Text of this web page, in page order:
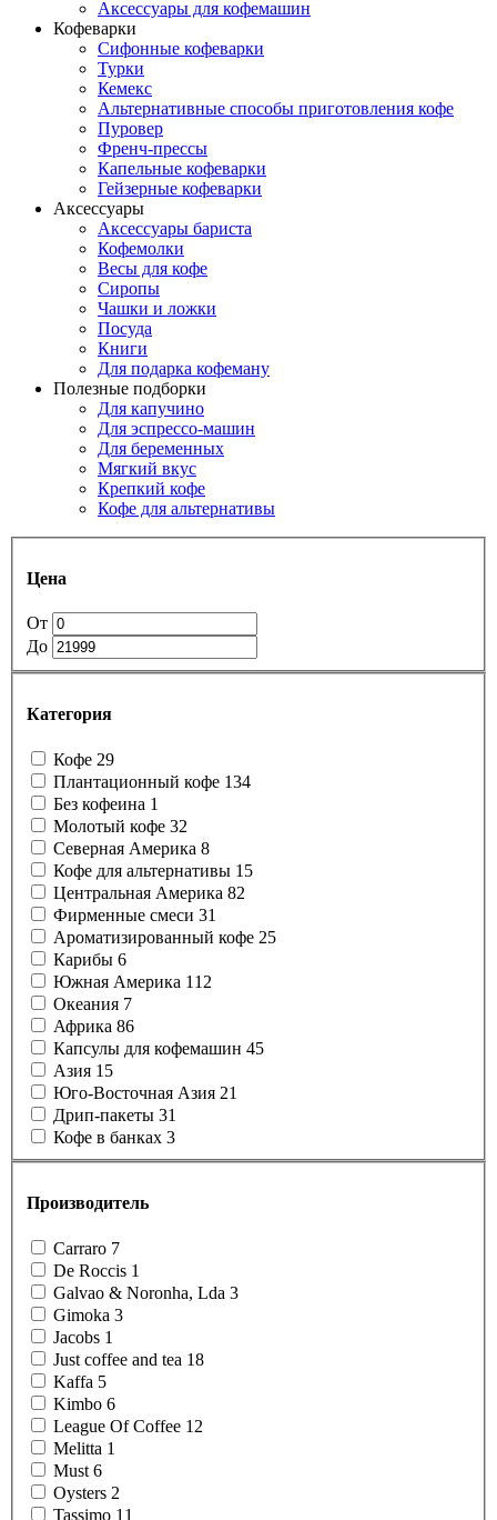
Аксессуары для кофемашин
Кофеварки
Сифонные кофеварки
Турки
Кемекс
Альтернативные способы приготовления кофе
Пуровер
Френч-прессы
Капельные кофеварки
Гейзерные кофеварки
Аксессуары
Аксессуары бариста
Кофемолки
Весы для кофе
Сиропы
Чашки и ложки
Посуда
Книги
Для подарка кофеману
Полезные подборки
Для капучино
Для эспрессо-машин
Для беременных
Мягкий вкус
Крепкий кофе
Кофе для альтернативы
Цена
От
До
Категория
Кофе 29
Плантационный кофе 134
Без кофеина 1
Молотый кофе 32
Северная Америка 8
Кофе для альтернативы 15
Центральная Америка 82
Фирменные смеси 31
Ароматизированный кофе 25
Карибы 6
Южная Америка 112
Океания 7
Африка 86
Капсулы для кофемашин 45
Азия 15
Юго-Восточная Азия 21
Дрип-пакеты 31
Кофе в банках 3
Производитель
Carraro 7
De Roccis 1
Galvao & Noronha, Lda 3
Gimoka 3
Jacobs 1
Just coffee and tea 18
Kaffa 5
Kimbo 6
League Of Coffee 12
Melitta 1
Must 6
Oysters 2
Tassimo 11